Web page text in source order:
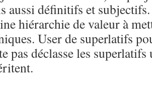
aussi définitifs et
hiérarchie de valeur à
User de superlatifs
pas déclasse les